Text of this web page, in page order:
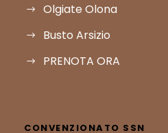
Olgiate Olona
Busto Arsizio
PRENOTA ORA
CONVENZIONATO SSN